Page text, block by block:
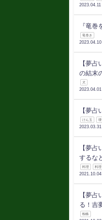
2023.04.11
『竜巻
竜巻き
2023.04.10
【夢占
の結末
犬
2023.04.01
【夢占
けん玉 壊
2023.03.31
【夢占
するな
料理 料理
2021.10.04
【夢占
る！吉
蜘蛛